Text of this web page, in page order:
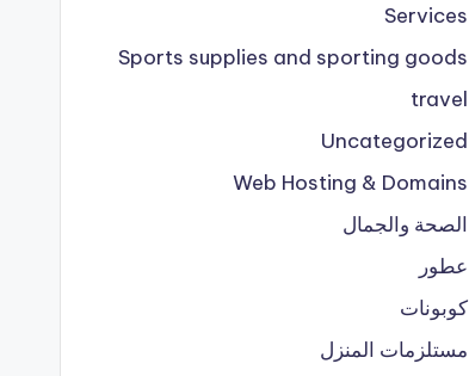
Services
Sports supplies and sporting goods
travel
Uncategorized
Web Hosting & Domains
الصحة والجمال
عطور
كوبونات
مستلزمات المنزل